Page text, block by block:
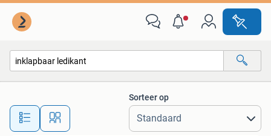
Alle afstanden…
Sorteer op